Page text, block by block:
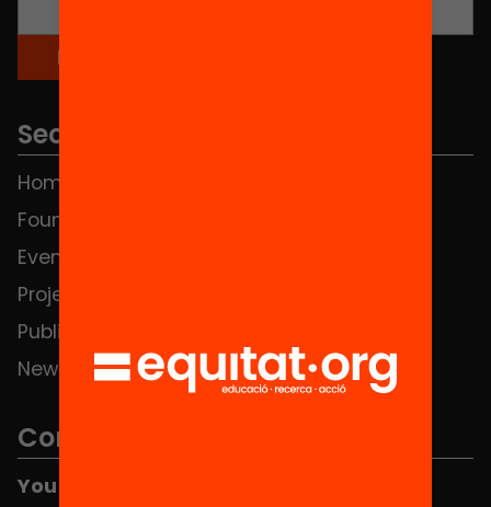
Sections
Home
Foundation
Events
Projects
Publications and videos
News
Contact
You can find us at the Social HUB